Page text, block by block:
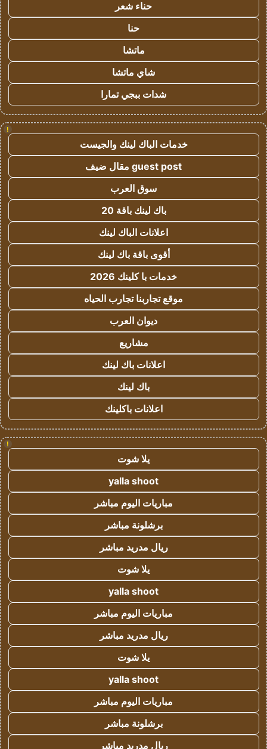
حناء شعر
حنا
ماتشا
شاي ماتشا
شدات ببجي تمارا
!
خدمات الباك لينك والجيست
guest post مقال ضيف
سوق العرب
باك لينك باقة 20
اعلانات الباك لينك
أقوى باقة باك لينك
خدمات با كلينك 2026
موقع تجاربنا تجارب الحياه
ديوان العرب
مشاريع
اعلانات باك لينك
باك لينك
اعلانات باكلينك
!
يلا شوت
yalla shoot
مباريات اليوم مباشر
برشلونة مباشر
ريال مدريد مباشر
يلا شوت
yalla shoot
مباريات اليوم مباشر
ريال مدريد مباشر
يلا شوت
yalla shoot
مباريات اليوم مباشر
برشلونة مباشر
ريال مدريد مباشر